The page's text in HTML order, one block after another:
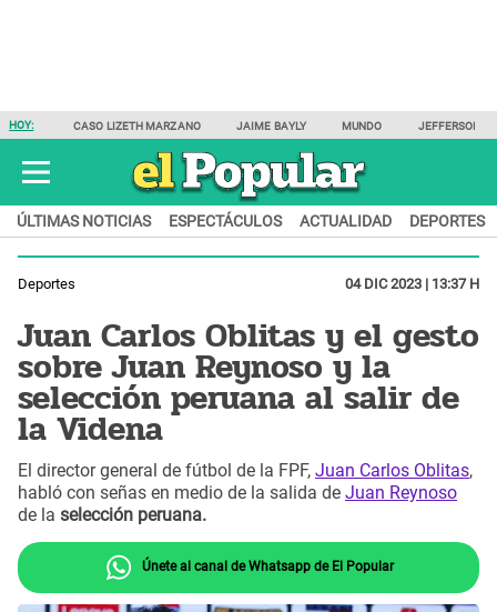
HOY: CASO LIZETH MARZANO JAIME BAYLY MUNDO JEFFERSON
ÚLTIMAS NOTICIAS ESPECTÁCULOS ACTUALIDAD DEPORTES
Deportes 04 DIC 2023 | 13:37 H
Juan Carlos Oblitas y el gesto
sobre Juan Reynoso y la
selección peruana al salir de
la Videna
El director general de fútbol de la FPF, Juan Carlos Oblitas,
habló con señas en medio de la salida de Juan Reynoso
de la selección peruana.
Únete al canal de Whatsapp de El Popular